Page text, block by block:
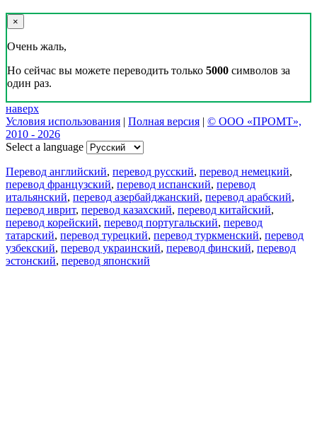
×
Очень жаль,
Но сейчас вы можете переводить только 5000 символов за
один раз.
наверх
Условия использования | Полная версия | © ООО «ПРОМТ»,
2010 - 2026
Select a language
Перевод английский, перевод русский, перевод немецкий,
перевод французский, перевод испанский, перевод
итальянский, перевод азербайджанский, перевод арабский,
перевод иврит, перевод казахский, перевод китайский,
перевод корейский, перевод португальский, перевод
татарский, перевод турецкий, перевод туркменский, перевод
узбекский, перевод украинский, перевод финский, перевод
эстонский, перевод японский